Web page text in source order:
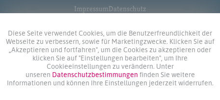
Diese Seite verwendet Cookies, um die Benutzerfreundlichkeit der
Webseite zu verbessern, sowie für Marketingzwecke. Klicken Sie auf
„Akzeptieren und fortfahren", um die Cookies zu akzeptieren oder
klicken Sie auf "Einstellungen bearbeiten", um Ihre
Cookieeinstellungen zu verändern. Unter
unseren Datenschutzbestimmungen finden Sie weitere
Informationen und können Ihre Einstellungen jederzeit widerrufen.
ImpressumDatenschutz